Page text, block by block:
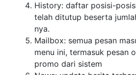
History: daftar posisi-
telah ditutup beserta
nya.
Mailbox: semua pesan
menu ini, termasuk pesan
promo dari sistem